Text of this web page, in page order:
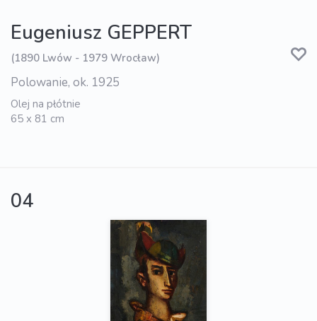
Eugeniusz GEPPERT
(1890 Lwów - 1979 Wrocław)
Polowanie, ok. 1925
Olej na płótnie
65 x 81 cm
04